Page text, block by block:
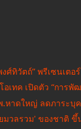
ศ์ทิวัตถ์” พรีเซนเตอ
อเทค เปิดตัว “การพั
.หาดใหญ่ ลดภาระบุ
มวลรวม' ของชาติ ขึ้